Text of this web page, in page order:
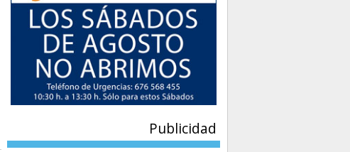
Publicidad